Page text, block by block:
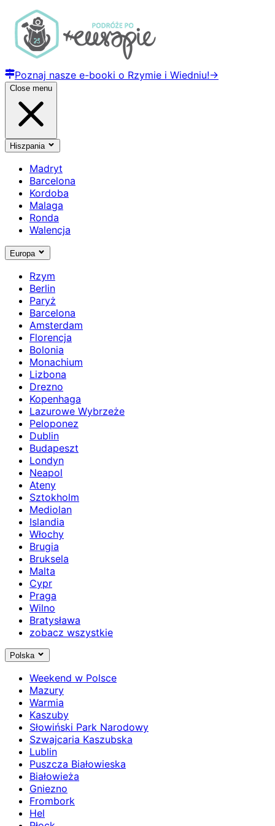
Poznaj nasze e-booki o Rzymie i Wiedniu!→
Close menu
Hiszpania
Madryt
Barcelona
Kordoba
Malaga
Ronda
Walencja
Europa
Rzym
Berlin
Paryż
Barcelona
Amsterdam
Florencja
Bolonia
Monachium
Lizbona
Drezno
Kopenhaga
Lazurowe Wybrzeże
Peloponez
Dublin
Budapeszt
Londyn
Neapol
Ateny
Sztokholm
Mediolan
Islandia
Włochy
Brugia
Bruksela
Malta
Cypr
Praga
Wilno
Bratysława
zobacz wszystkie
Polska
Weekend w Polsce
Mazury
Warmia
Kaszuby
Słowiński Park Narodowy
Szwajcaria Kaszubska
Lublin
Puszcza Białowieska
Białowieża
Gniezno
Frombork
Hel